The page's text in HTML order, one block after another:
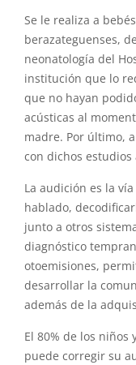
Se le realiza a
berazateguenses,
neonatología del
institución que lo
que no hayan
acústicas al
madre. Por último,
con dichos
La audición es la
hablado,
junto a otros
diagnóstico
otoemisiones,
desarrollar la
además de la
El 80% de los
puede corregir su